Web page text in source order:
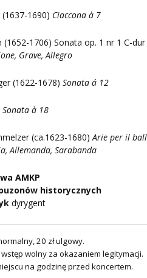
1690) Ciaccona à 7
(1652-1706) Sonata op. 1 nr 1 C-dur
Grave, Allegro
(1622-1678)Sonata á 12
Sonata à 18
(ca.1623-1680)Arie per il
Allemanda, Sarabanda
AMKP
historycznych
dyrygent
20 zł ulgowy.
wolny za okazaniem legitymacji.
na godzinę przed koncertem.